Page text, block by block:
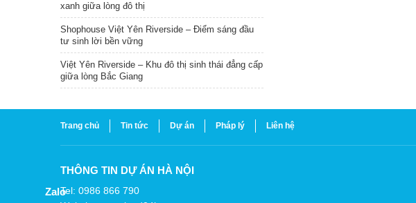
xanh giữa lòng đô thị
Shophouse Việt Yên Riverside – Điểm sáng đầu
tư sinh lời bền vững
Việt Yên Riverside – Khu đô thị sinh thái đẳng cấp
giữa lòng Bắc Giang
Trang chủ Tin tức Dự án Pháp lý Liên hệ
THÔNG TIN DỰ ÁN HÀ NỘI
Tel: 0986 866 790
Zalo